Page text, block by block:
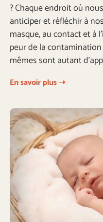
? Chaque endroit où
anticiper et réfléchir à
masque, au contact et à
peur de la
mêmes sont autant
En savoir plus ➝